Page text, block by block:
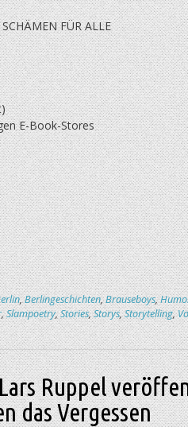
FÜR ALLE
E-Book-Stores
,Berlingeschichten,Brauseboys,
,Slampoetry,Stories,Storys,Storytelling,
Ruppel
das Vergessen